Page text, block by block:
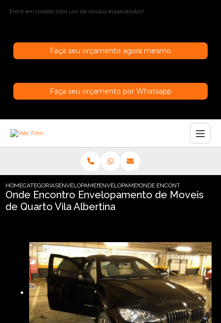
Entre em contato com um de nossos especialistas!
Faça seu orçamento agora mesmo
Faça seu orçamento por Whatsapp
HOMECATEGORIASENVELOPAMENTO DE MOVEISENVELOPAMENTO MOVEIS MADEIRA
ONDE ENCONTRO
Onde Encontro Envelopamento de Moveis
de Quarto Vila Albertina